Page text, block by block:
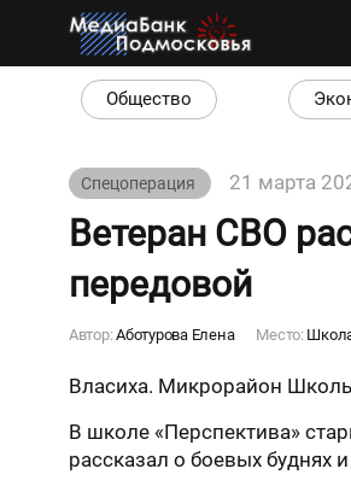
Общество
Спецоперация 21 марта
Ветеран СВО
передовой
Автор:Аботурова Елена Место:
Власиха. Микрорайон
В школе «Перспектива»
рассказал о боевых буднях